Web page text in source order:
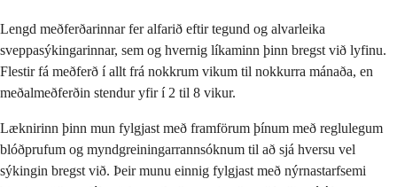
Lengd meðferðarinnar fer alfarið eftir tegund og alvarleika
sveppasýkingarinnar, sem og hvernig líkaminn þinn bregst við lyfinu.
Flestir fá meðferð í allt frá nokkrum vikum til nokkurra mánaða, en
meðalmeðferðin stendur yfir í 2 til 8 vikur.
Læknirinn þinn mun fylgjast með framförum þínum með reglulegum
blóðprufum og myndgreiningarrannsóknum til að sjá hversu vel
sýkingin bregst við. Þeir munu einnig fylgjast með nýrnastarfsemi